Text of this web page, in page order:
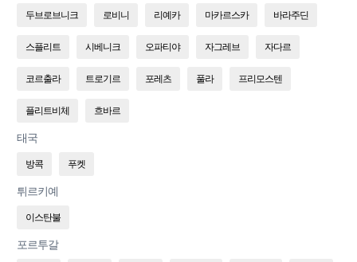
두브로브니크 로비니 리예카 마카르스카 바라주딘
스플리트 시베니크 오파티야 자그레브 자다르
코르출라 트로기르 포레츠 풀라 프리모스텐
플리트비체 흐바르
태국
방콕 푸켓
튀르키예
이스탄불
포르투갈